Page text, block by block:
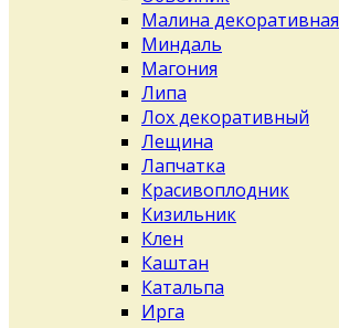
Малина декоративная
Миндаль
Магония
Липа
Лох декоративный
Лещина
Лапчатка
Красивоплодник
Кизильник
Клен
Каштан
Катальпа
Ирга